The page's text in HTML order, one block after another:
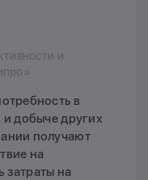
и
в
и добыче других
получают
на
на